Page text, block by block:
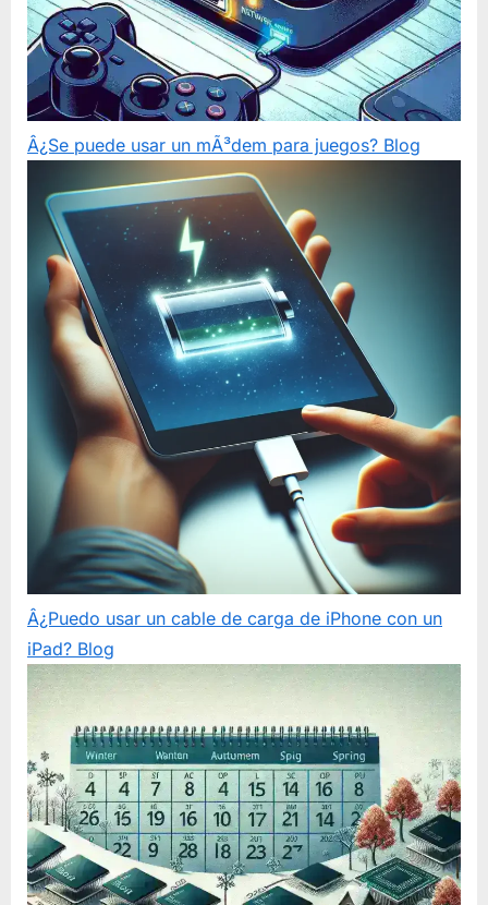
Â¿Se puede usar un mÃ³dem para juegos? Blog
Â¿Puedo usar un cable de carga de iPhone con un
iPad? Blog